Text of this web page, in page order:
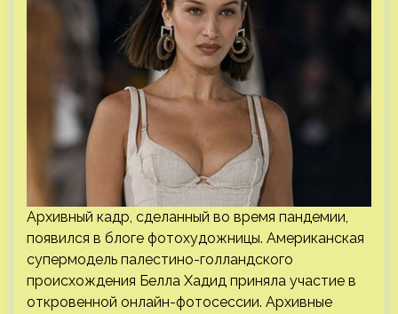
Архивный кадр, сделанный во время пандемии,
появился в блоге фотохудожницы. Американская
супермодель палестино-голландского
происхождения Белла Хадид приняла участие в
откровенной онлайн-фотосессии. Архивные